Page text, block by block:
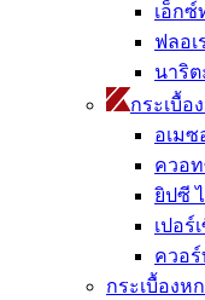
เอ็กซ์
ฟลอเ
นาริต
กระเบื้อ
อเมซ
ควอ
ยิปซี
เปอร์
ควอ
กระเบื้องห